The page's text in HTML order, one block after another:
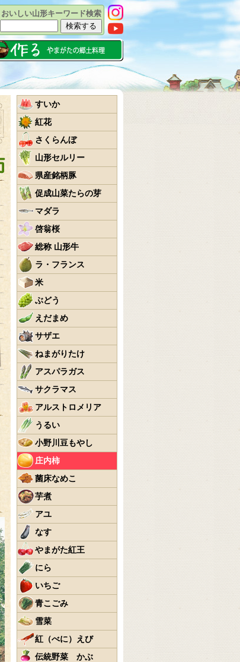
おいしい山形キーワード検索
すいか
紅花
さくらんぼ
山形セルリー
県産銘柄豚
促成山菜たらの芽
マダラ
啓翁桜
総称 山形牛
ラ・フランス
米
ぶどう
えだまめ
サザエ
ねまがりたけ
アスパラガス
サクラマス
アルストロメリア
うるい
小野川豆もやし
庄内柿
菌床なめこ
芋煮
アユ
なす
やまがた紅王
にら
いちご
青こごみ
雪菜
紅（べに）えび
伝統野菜 かぶ